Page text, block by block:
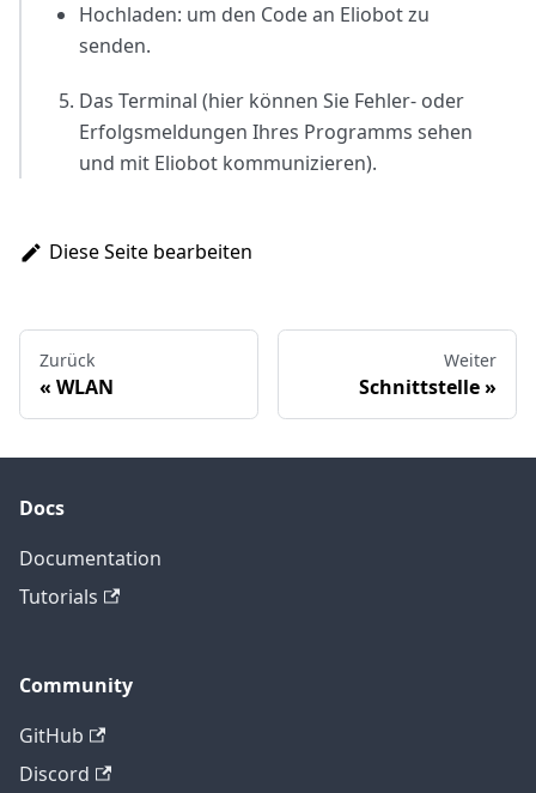
Hochladen: um den Code an Eliobot zu
senden.
Das Terminal (hier können Sie Fehler- oder
Erfolgsmeldungen Ihres Programms sehen
und mit Eliobot kommunizieren).
Diese Seite bearbeiten
Zurück
WLAN
Weiter
Schnittstelle
Docs
Documentation
Tutorials
Community
GitHub
Discord